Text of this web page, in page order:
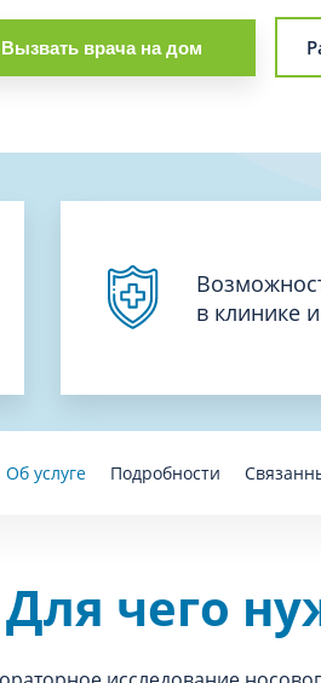
Вызвать врача на дом
в клинике
Об услуге Подробности
Для чего